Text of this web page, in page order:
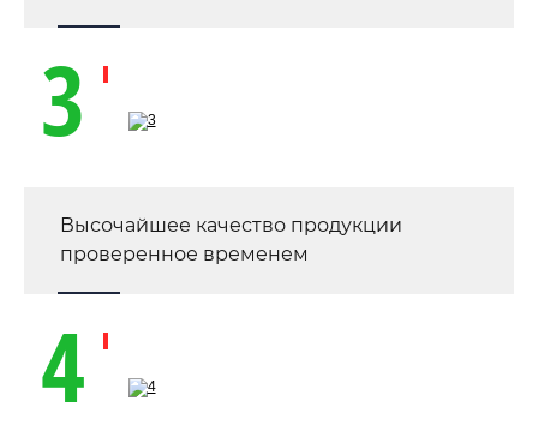
3
Высочайшее качество продукции
проверенное временем
4